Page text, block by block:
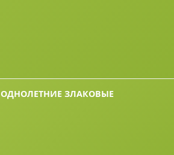
ОДНОЛЕТНИЕ ЗЛАКОВЫЕ